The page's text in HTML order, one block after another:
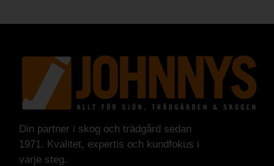
Din partner i skog och trädgård sedan
1971. Kvalitet, expertis och kundfokus i
varje steg.